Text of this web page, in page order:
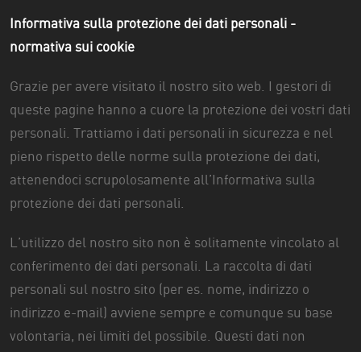
Informativa sulla protezione dei dati personali -
normativa sui cookie
Grazie per avere visitato il nostro sito web. I gestori di
queste pagine hanno a cuore la protezione dei vostri dati
personali. Trattiamo i dati personali in sicurezza e nel
pieno rispetto delle norme sulla protezione dei dati,
attenendoci scrupolosamente all’Informativa sulla
protezione dei dati personali.
L’utilizzo del nostro sito non è solitamente vincolato al
conferimento dei dati personali. La raccolta di dati
personali sul nostro sito (per es. nome, indirizzo o
indirizzo e-mail) avviene sempre e comunque su base
volontaria, nei limiti del possibile. Questi dati non